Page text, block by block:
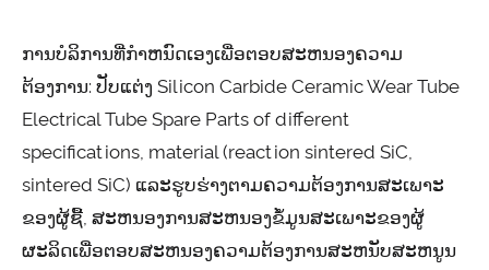
ການບໍລິການທີ່ກໍາຫນົດເອງເພື່ອຕອບສະຫນອງຄວາມ
ຕ້ອງການ: ປັບແຕ່ງ Silicon Carbide Ceramic Wear Tube
Electrical Tube Spare Parts of different
specifications, material (reaction sintered SiC,
sintered SiC) ແລະຮູບຮ່າງຕາມຄວາມຕ້ອງການສະເພາະ
ຂອງຜູ້ຊື້, ສະຫນອງການສະຫນອງຂໍ້ມູນສະເພາະຂອງຜູ້
ຜະລິດເພື່ອຕອບສະຫນອງຄວາມຕ້ອງການສະຫນັບສະຫນູນ